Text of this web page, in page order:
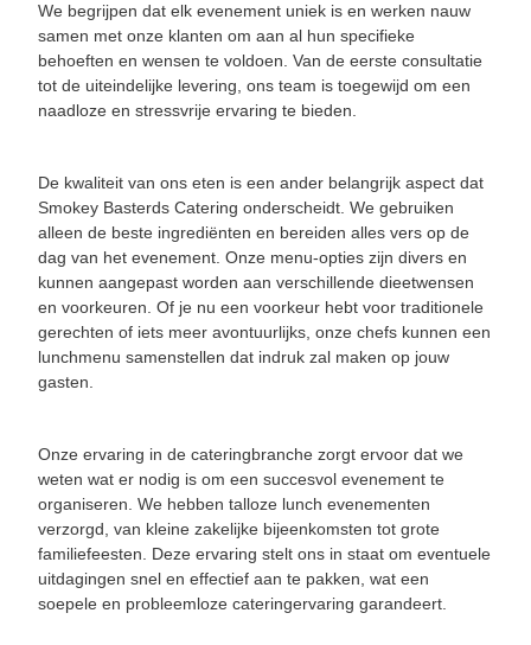
We begrijpen dat elk evenement uniek is en werken nauw
samen met onze klanten om aan al hun specifieke
behoeften en wensen te voldoen. Van de eerste consultatie
tot de uiteindelijke levering, ons team is toegewijd om een
naadloze en stressvrije ervaring te bieden.
De kwaliteit van ons eten is een ander belangrijk aspect dat
Smokey Basterds Catering onderscheidt. We gebruiken
alleen de beste ingrediënten en bereiden alles vers op de
dag van het evenement. Onze menu-opties zijn divers en
kunnen aangepast worden aan verschillende dieetwensen
en voorkeuren. Of je nu een voorkeur hebt voor traditionele
gerechten of iets meer avontuurlijks, onze chefs kunnen een
lunchmenu samenstellen dat indruk zal maken op jouw
gasten.
Onze ervaring in de cateringbranche zorgt ervoor dat we
weten wat er nodig is om een succesvol evenement te
organiseren. We hebben talloze lunch evenementen
verzorgd, van kleine zakelijke bijeenkomsten tot grote
familiefeesten. Deze ervaring stelt ons in staat om eventuele
uitdagingen snel en effectief aan te pakken, wat een
soepele en probleemloze cateringervaring garandeert.